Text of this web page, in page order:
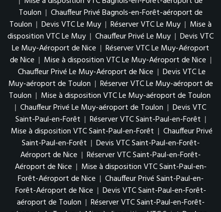
Toulon | Chauffeur Privé Bagnols-en-Forêt-aéroport de
Toulon | Devis VTC Le Muy | Réserver VTC Le Muy | Mise à
disposition VTC Le Muy | Chauffeur Privé Le Muy | Devis VTC
Le Muy-Aéroport de Nice | Réserver VTC Le Muy-Aéroport
de Nice | Mise à disposition VTC Le Muy-Aéroport de Nice |
Chauffeur Privé Le Muy-Aéroport de Nice | Devis VTC Le
Muy-aéroport de Toulon | Réserver VTC Le Muy-aéroport de
Toulon | Mise à disposition VTC Le Muy-aéroport de Toulon
| Chauffeur Privé Le Muy-aéroport de Toulon | Devis VTC
Saint-Paul-en-Forêt | Réserver VTC Saint-Paul-en-Forêt |
Mise à disposition VTC Saint-Paul-en-Forêt | Chauffeur Privé
Saint-Paul-en-Forêt | Devis VTC Saint-Paul-en-Forêt-
Aéroport de Nice | Réserver VTC Saint-Paul-en-Forêt-
Aéroport de Nice | Mise à disposition VTC Saint-Paul-en-
Forêt-Aéroport de Nice | Chauffeur Privé Saint-Paul-en-
Forêt-Aéroport de Nice | Devis VTC Saint-Paul-en-Forêt-
aéroport de Toulon | Réserver VTC Saint-Paul-en-Forêt-